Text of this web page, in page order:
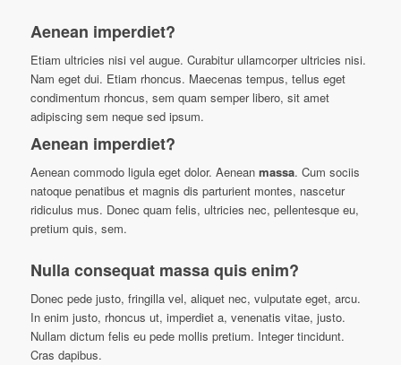
Aenean imperdiet?
Etiam ultricies nisi vel augue. Curabitur ullamcorper ultricies nisi.
Nam eget dui. Etiam rhoncus. Maecenas tempus, tellus eget
condimentum rhoncus, sem quam semper libero, sit amet
adipiscing sem neque sed ipsum.
Aenean imperdiet?
Aenean commodo ligula eget dolor. Aenean massa. Cum sociis
natoque penatibus et magnis dis parturient montes, nascetur
ridiculus mus. Donec quam felis, ultricies nec, pellentesque eu,
pretium quis, sem.
Nulla consequat massa quis enim?
Donec pede justo, fringilla vel, aliquet nec, vulputate eget, arcu.
In enim justo, rhoncus ut, imperdiet a, venenatis vitae, justo.
Nullam dictum felis eu pede mollis pretium. Integer tincidunt.
Cras dapibus.